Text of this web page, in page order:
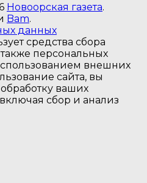
Новоорская газета.
Bam.
данных
средства сбора
персональных
внешних
сайта, вы
ваших
сбор и анализ